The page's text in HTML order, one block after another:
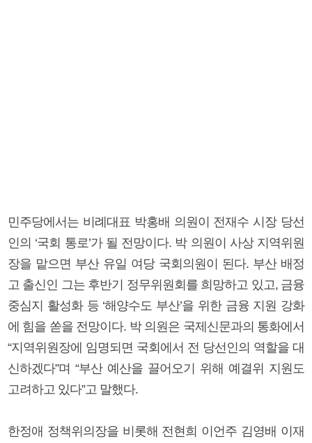
민주당에서는 비례대표 박홍배 의원이 전재수 시장 당선
인의 ‘국회 통로’가 될 전망이다. 박 의원이 사상 지역위원
장을 맡으면 부산 유일 여당 국회의원이 된다. 부산 배정
고 출신인 그는 후반기 정무위원회를 희망하고 있고, 금융
중심지 활성화 등 ‘해양수도 부산’을 위한 금융 지원 강화
에 힘을 쏟을 전망이다. 박 의원은 국제신문과의 통화에서
“지역위원장에 임명되면 국회에서 전 당선인의 역할을 대
신하겠다”며 “부산 예산을 끌어오기 위해 예결위 지원도
고려하고 있다”고 말했다.
한정애 정책위의장을 비롯해 전현희 이언주 김영배 이재